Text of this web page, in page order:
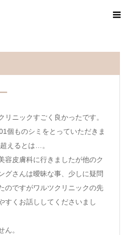
リニックすごく良かったです。
個ものシミをとっていただきま
えるとは…。
皮膚科に行きましたが他のク
グさんは曖昧な事、少しに疑問
のですがワルツクリニックの先
すくお話ししてくださいまし
ん。